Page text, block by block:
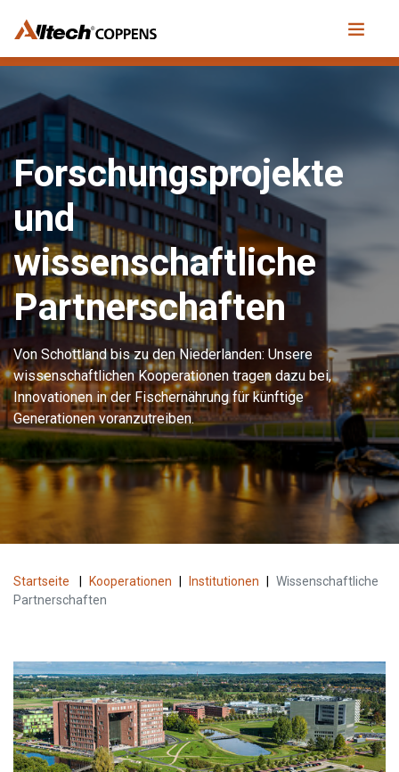
Forschungsprojekte
und
wissenschaftliche
Partnerschaften
Von Schottland bis zu den Niederlanden: Unsere
wissenschaftlichen Kooperationen tragen dazu bei,
Innovationen in der Fischernährung für künftige
Generationen voranzutreiben.
Startseite Kooperationen Institutionen
Wissenschaftliche
Partnerschaften